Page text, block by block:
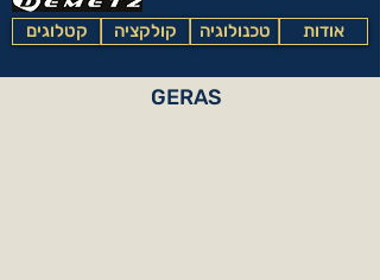
קטלוגים קולקציה טכנולוגיה אודות
GERAS